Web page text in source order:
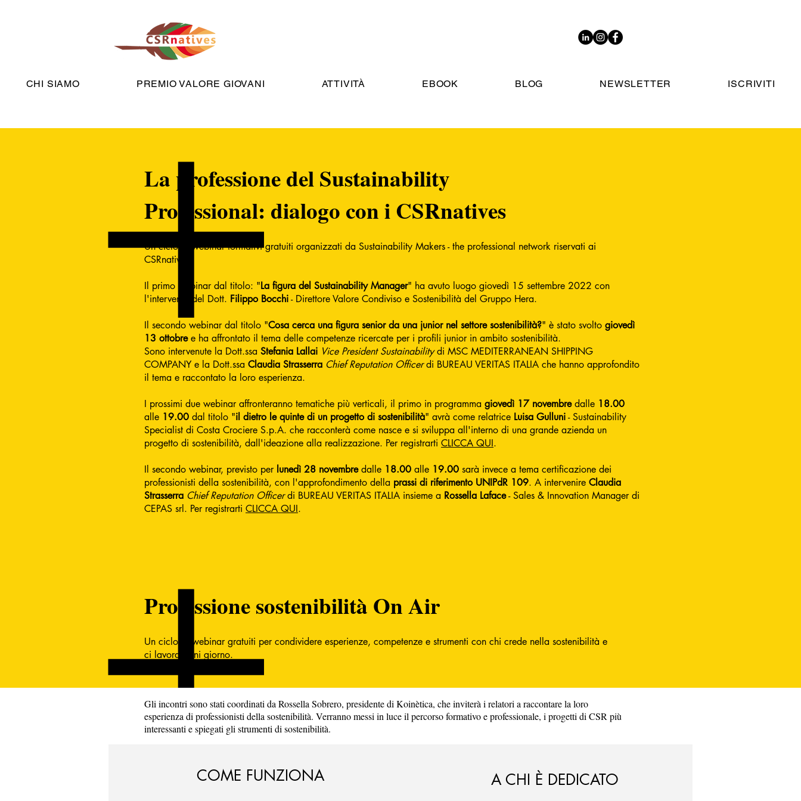
CHI SIAMO PREMIO VALORE GIOVANI ATTIVITÀ EBOOK BLOG NEWSLETTER ISCRIVITI
La professione del Sustainability
Professional: dialogo con i CSRnatives
Un ciclo di webinar formativi gratuiti organizzati da Sustainability Makers - the professional network riservati ai
CSRnatives.
Il primo webinar dal titolo: "La figura del Sustainability Manager" ha avuto luogo giovedì 15 settembre 2022 con
l'intervento del Dott. Filippo Bocchi- Direttore Valore Condiviso e Sostenibilità del Gruppo Hera.
Il secondo webinar dal titolo "Cosa cerca una figura senior da una junior nel settore sostenibilità?" è stato svolto giovedì
13 ottobree ha affrontato il tema delle competenze ricercate per i profili junior in ambito sostenibilità.
Sono intervenute la Dott.ssa Stefania Lallai Vice President Sustainabilitydi MSC MEDITERRANEAN SHIPPING
COMPANY e la Dott.ssa Claudia Strasserra Chief Reputation Officerdi BUREAU VERITAS ITALIA che hanno approfondito
il tema e raccontato la loro esperienza.
I prossimi due webinar affronteranno tematiche più verticali, il primo in programma giovedì 17 novembredalle 18.00
alle 19.00 dal titolo "il dietro le quinte di un progetto di sostenibilità" avrà come relatrice Luisa Gulluni- Sustainability
Specialist di Costa Crociere S.p.A. che racconterà come nasce e si sviluppa all'interno di una grande azienda un
progetto di sostenibilità, dall'ideazione alla realizzazione. Per registrarti CLICCA QUI.
Il secondo webinar, previsto per lunedì 28 novembredalle 18.00 alle 19.00 sarà invece a tema certificazione dei
professionisti della sostenibilità, con l'approfondimento della prassi di riferimento UNIPdR 109. A intervenire Claudia
Strasserra Chief Reputation Officerdi BUREAU VERITAS ITALIA insieme a Rossella Laface- Sales & Innovation Manager di
CEPAS srl. Per registrarti CLICCA QUI.
Professione sostenibilità On Air
Un ciclo di webinar gratuiti per condividere esperienze, competenze e strumenti con chi crede nella sostenibilità e
ci lavora ogni giorno.
Gli incontri sono stati coordinati da Rossella Sobrero, presidente di Koinètica, che inviterà i relatori a raccontare la loro
esperienza di professionisti della sostenibilità. Verranno messi in luce il percorso formativo e professionale, i progetti di CSR più
interessanti e spiegati gli strumenti di sostenibilità.
COME FUNZIONA A CHI È DEDICATO